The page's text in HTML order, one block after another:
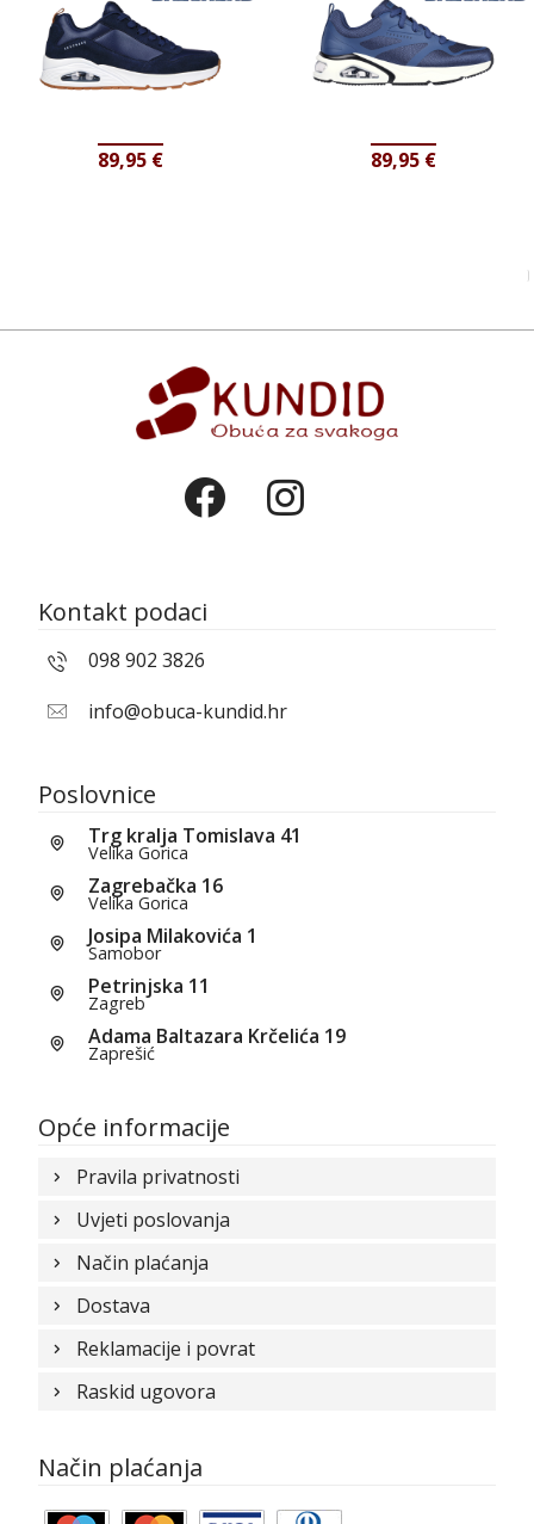
89,95 € 89,95 €
Kontakt podaci
098 902 3826
info@obuca-kundid.hr
Poslovnice
Trg kralja Tomislava 41
Velika Gorica
Zagrebačka 16
Velika Gorica
Josipa Milakovića 1
Samobor
Petrinjska 11
Zagreb
Adama Baltazara Krčelića 19
Zaprešić
Opće informacije
Pravila privatnosti
Uvjeti poslovanja
Način plaćanja
Dostava
Reklamacije i povrat
Raskid ugovora
Način plaćanja